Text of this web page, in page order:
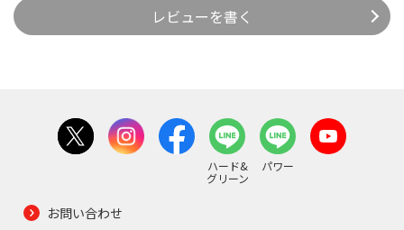
レビューを書く
ハード&
グリーン
パワー
お問い合わせ